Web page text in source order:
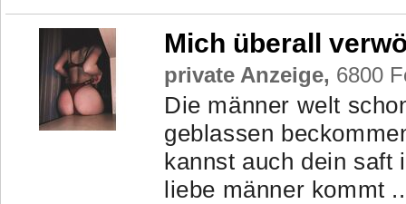
Mich überall
private Anzeige, 6800
Die männer welt
geblassen
kannst auch dein saft
liebe männer kommt